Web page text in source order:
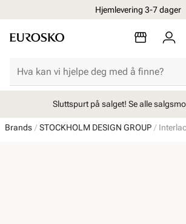
Hjemlevering 3-7 dager
Sluttspurt på salget! Se alle
Brands STOCKHOLM DESIGN GROUP